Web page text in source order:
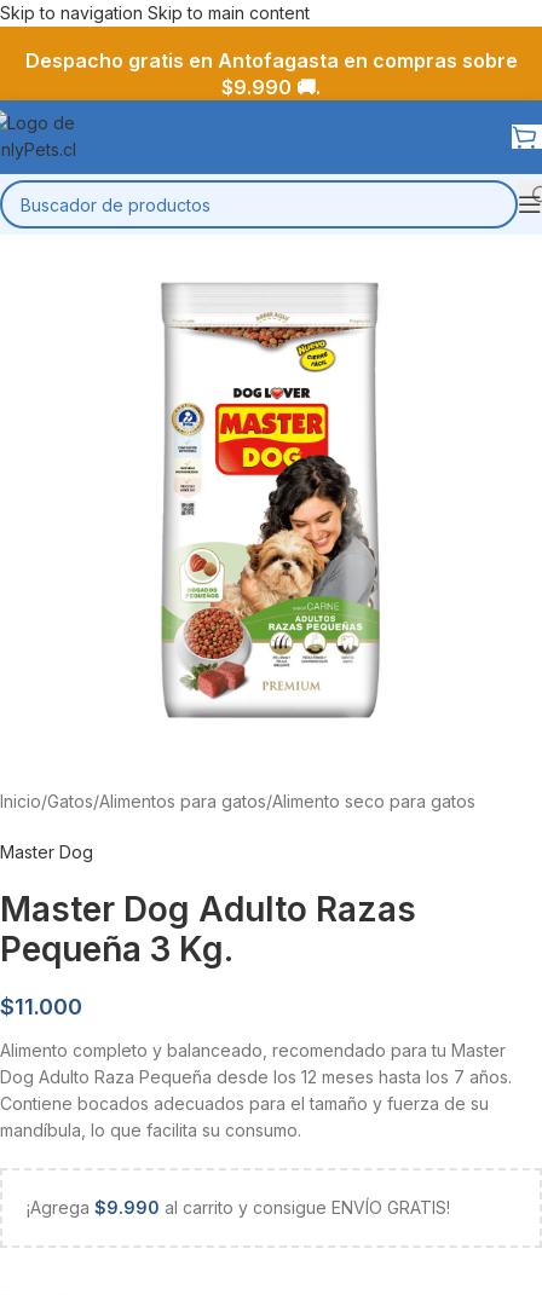
Skip to navigation Skip to main content
Despacho gratis en Antofagasta en compras sobre
$9.990 🚚.
Inicio/Gatos/Alimentos para gatos/Alimento seco para gatos
Master Dog
Master Dog Adulto Razas
Pequeña 3 Kg.
$11.000
Alimento completo y balanceado, recomendado para tu Master
Dog Adulto Raza Pequeña desde los 12 meses hasta los 7 años.
Contiene bocados adecuados para el tamaño y fuerza de su
mandíbula, lo que facilita su consumo.
¡Agrega $9.990 al carrito y consigue ENVÍO GRATIS!